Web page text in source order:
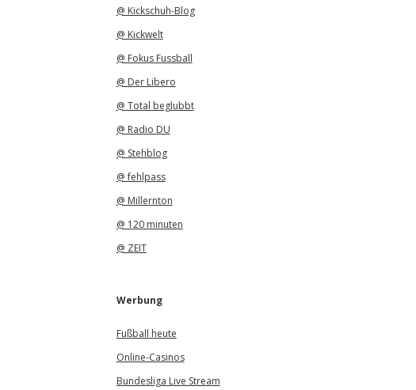
@ Kickschuh-Blog
@ Kickwelt
@ Fokus Fussball
@ Der Libero
@ Total beglubbt
@ Radio DU
@ Stehblog
@ fehlpass
@ Millernton
@ 120 minuten
@ ZEIT
Werbung
Fußball heute
Online-Casinos
Bundesliga Live Stream